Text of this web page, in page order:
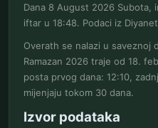
Dana 8 August 2026 Subota,
iftar u 18:48. Podaci iz
Overath se nalazi u saveznoj
Ramazan 2026 traje od 18.
posta prvog dana: 12:10,
mijenjaju tokom 30 dana.
Izvor podataka